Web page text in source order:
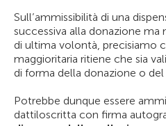
Sull’ammissibilità di una
successiva alla donazione
di ultima volontà, precisiamo
maggioritaria ritiene che sia
di forma della donazione o
Potrebbe dunque essere
dattiloscritta con firma